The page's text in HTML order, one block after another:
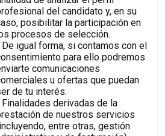
del candidato y, en su
posibilitar la participación en
procesos de selección.
De igual forma, si contamos con el
para ello podremos
comunicaciones
u ofertas que puedan
de tu interés.
Finalidades derivadas de la
de nuestros servicios
entre otras, gestión